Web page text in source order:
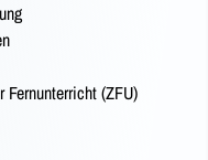
(ZFU)